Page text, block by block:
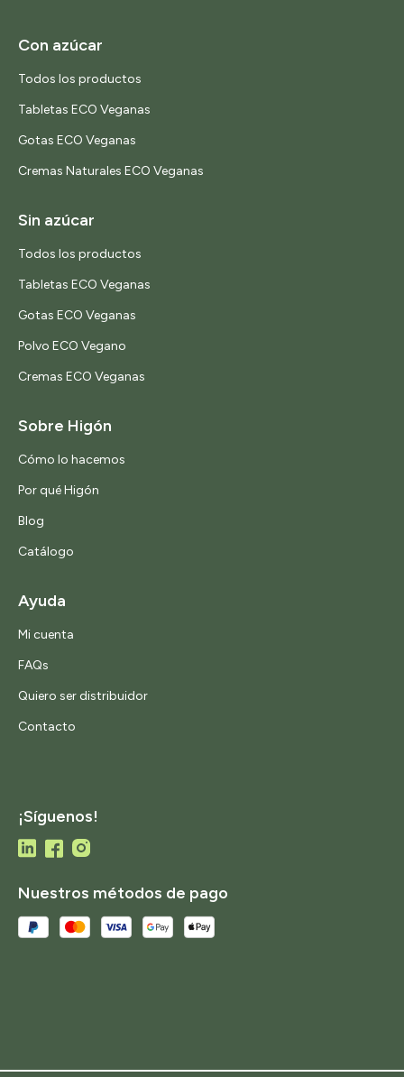
Con azúcar
Todos los productos
Tabletas ECO Veganas
Gotas ECO Veganas
Cremas Naturales ECO Veganas
Sin azúcar
Todos los productos
Tabletas ECO Veganas
Gotas ECO Veganas
Polvo ECO Vegano
Cremas ECO Veganas
Sobre Higón
Cómo lo hacemos
Por qué Higón
Blog
Catálogo
Ayuda
Mi cuenta
FAQs
Quiero ser distribuidor
Contacto
¡Síguenos!
Nuestros métodos de pago